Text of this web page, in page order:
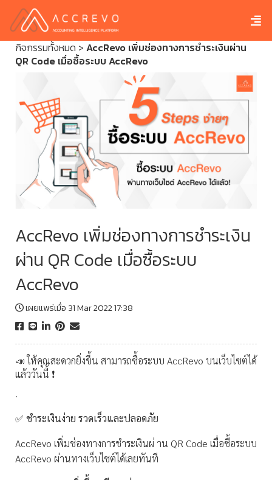
กิจกรรมทั้งหมด > AccRevo เพิ่มช่องทางการชำระเงินผ่าน
QR Code เมื่อซื้อระบบ AccRevo
AccRevo เพิ่มช่องทางการชำระเงิน
ผ่าน QR Code เมื่อซื้อระบบ
AccRevo
เผยแพร่เมื่อ 31 Mar 2022 17:38
📣 ให้คุณสะดวกยิ่งขึ้น สามารถซื้อระบบ AccRevo บนเว็บไซต์ได้
แล้ววันนี้ ❗
.
✅ ชำระเงินง่าย รวดเร็วและปลอดภัย
AccRevo เพิ่มช่องทางการชำระเงินผ่ าน QR Code เมื่อซื้อระบบ
AccRevo ผ่านทางเว็บไซต์ได้เลยทันที